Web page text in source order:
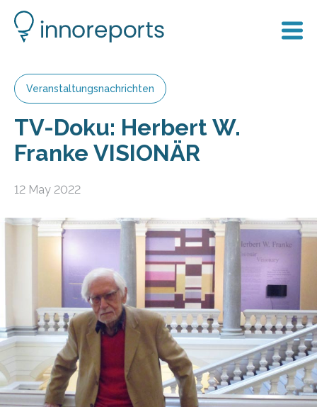
Veranstaltungsnachrichten
TV-Doku: Herbert W.
Franke VISIONÄR
12 May 2022